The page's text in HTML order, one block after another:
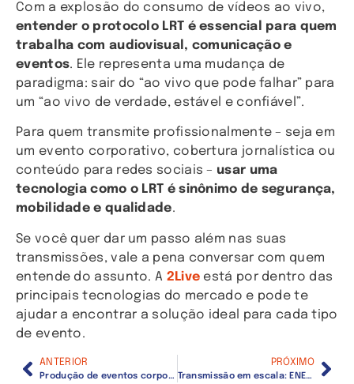
Com a explosão do consumo de vídeos ao vivo,
entender o protocolo LRT é essencial para quem
trabalha com audiovisual, comunicação e
eventos. Ele representa uma mudança de
paradigma: sair do “ao vivo que pode falhar” para
um “ao vivo de verdade, estável e confiável”.
Para quem transmite profissionalmente – seja em
um evento corporativo, cobertura jornalística ou
conteúdo para redes sociais – usar uma
tecnologia como o LRT é sinônimo de segurança,
mobilidade e qualidade.
Se você quer dar um passo além nas suas
transmissões, vale a pena conversar com quem
entende do assunto. A 2Live está por dentro das
principais tecnologias do mercado e pode te
ajudar a encontrar a solução ideal para cada tipo
de evento.
ANTERIOR
Produção de eventos corporativos: 5 erros mais comuns
PRÓXIMO
Transmissão em escala: ENEX usa LiveU Matrix para cobertura global do Conclave